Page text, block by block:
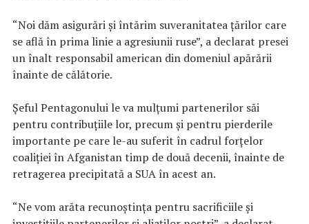
“Noi dăm asigurări şi întărim suveranitatea ţărilor care
se află în prima linie a agresiunii ruse”, a declarat presei
un înalt responsabil american din domeniul apărării
înainte de călătorie.
Şeful Pentagonului le va mulţumi partenerilor săi
pentru contribuţiile lor, precum şi pentru pierderile
importante pe care le-au suferit în cadrul forţelor
coaliţiei în Afganistan timp de două decenii, înainte de
retragerea precipitată a SUA în acest an.
“Ne vom arăta recunoştinţa pentru sacrificiile şi